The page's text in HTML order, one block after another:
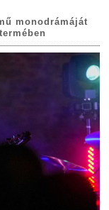
monodrámáját